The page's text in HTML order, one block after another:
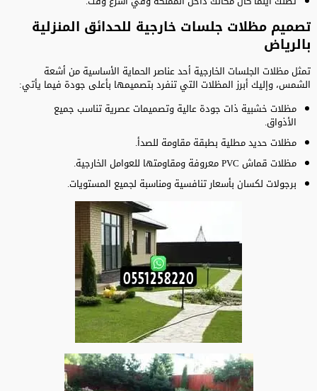
تصميم مظلات جلسات خارجية للحدائق المنزلية
بالرياض
تمثل مظلات الجلسات الخارجية أحد عناصر الحماية الأساسية من أشعة
الشمس، وإليك أبرز المظلات التي تنفرد بتصميمها بأعلى جودة فيما يأتي:
مظلات خشبية ذات جودة عالية وتصميمات عصرية تناسب جميع
الأذواق.
مظلات حديد مطلية بطبقة مقاومة للصدأ.
مظلات قماش PVC معروفة ومقاومتها للعوامل الخارجية.
برجولات لكسان بأسعار تنافسية ومناسبة لجميع المستويات.